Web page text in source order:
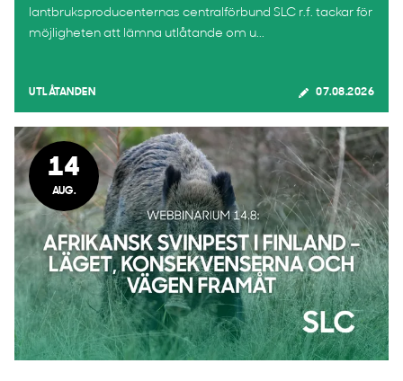
lantbruksproducenternas centralförbund SLC r.f. tackar för
möjligheten att lämna utlåtande om u...
UTLÅTANDEN 07.08.2026
14
AUG.